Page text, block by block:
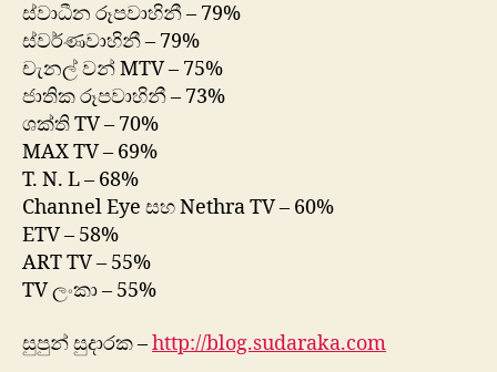
ස්වාධීන රූපවාහිනී – 79%
ස්වර්ණවාහිනී – 79%
චැනල් වන් MTV – 75%
ජාතික රූපවාහිනී – 73%
ශක්ති TV – 70%
MAX TV – 69%
T. N. L – 68%
Channel Eye සහ Nethra TV – 60%
ETV – 58%
ART TV – 55%
TV ලංකා – 55%
සුපුන් සුදාරක –http://blog.sudaraka.com